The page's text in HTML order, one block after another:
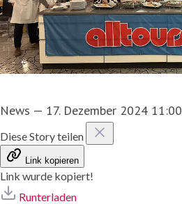
News — 17. Dezember 2024 11:00
Diese Story teilen
Link kopieren
Link wurde kopiert!
Runterladen